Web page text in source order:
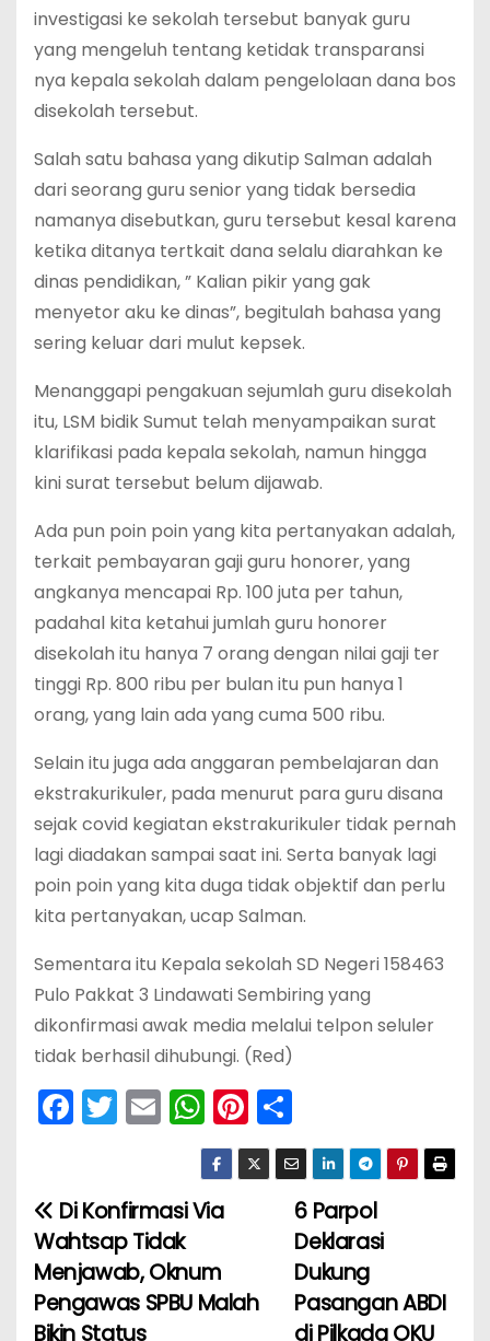
investigasi ke sekolah tersebut banyak guru
yang mengeluh tentang ketidak transparansi
nya kepala sekolah dalam pengelolaan dana bos
disekolah tersebut.
Salah satu bahasa yang dikutip Salman adalah
dari seorang guru senior yang tidak bersedia
namanya disebutkan, guru tersebut kesal karena
ketika ditanya tertkait dana selalu diarahkan ke
dinas pendidikan, ” Kalian pikir yang gak
menyetor aku ke dinas”, begitulah bahasa yang
sering keluar dari mulut kepsek.
Menanggapi pengakuan sejumlah guru disekolah
itu, LSM bidik Sumut telah menyampaikan surat
klarifikasi pada kepala sekolah, namun hingga
kini surat tersebut belum dijawab.
Ada pun poin poin yang kita pertanyakan adalah,
terkait pembayaran gaji guru honorer, yang
angkanya mencapai Rp. 100 juta per tahun,
padahal kita ketahui jumlah guru honorer
disekolah itu hanya 7 orang dengan nilai gaji ter
tinggi Rp. 800 ribu per bulan itu pun hanya 1
orang, yang lain ada yang cuma 500 ribu.
Selain itu juga ada anggaran pembelajaran dan
ekstrakurikuler, pada menurut para guru disana
sejak covid kegiatan ekstrakurikuler tidak pernah
lagi diadakan sampai saat ini. Serta banyak lagi
poin poin yang kita duga tidak objektif dan perlu
kita pertanyakan, ucap Salman.
Sementara itu Kepala sekolah SD Negeri 158463
Pulo Pakkat 3 Lindawati Sembiring yang
dikonfirmasi awak media melalui telpon seluler
tidak berhasil dihubungi. (Red)
F
e
b
o
o
T
er
E
l
W
h
a
ts
p
p
Pi
nt
er
h
ar
e
N
a
v
6 Parpol
Deklarasi
Dukung
Pasangan ABDI
di Pilkada OKU
Di Konfirmasi Via
Wahtsap Tidak
Menjawab, Oknum
Pengawas SPBU Malah
Bikin Status